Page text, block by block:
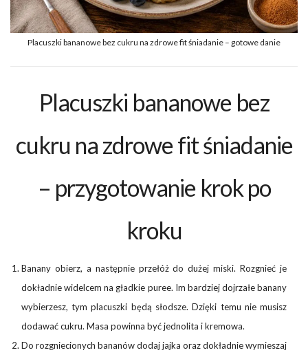
Placuszki bananowe bez cukru na zdrowe fit śniadanie – gotowe danie
Placuszki bananowe bez
cukru na zdrowe fit śniadanie
– przygotowanie krok po
kroku
Banany obierz, a następnie przełóż do dużej miski. Rozgnieć je
dokładnie widelcem na gładkie puree. Im bardziej dojrzałe banany
wybierzesz, tym placuszki będą słodsze. Dzięki temu nie musisz
dodawać cukru. Masa powinna być jednolita i kremowa.
Do rozgniecionych bananów dodaj jajka oraz dokładnie wymieszaj